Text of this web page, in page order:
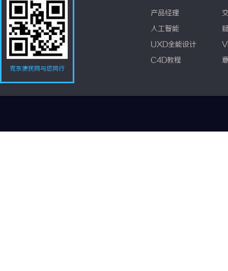
克东便民网与您同行
产品经理
人工智能
UXD全能设计
C4D教程